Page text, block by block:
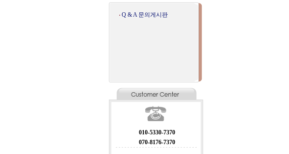
Q & A 문의게시판
010-5330-7370
070-8176-7370